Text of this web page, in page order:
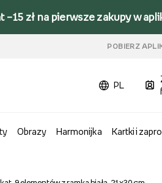
–15 zł na pierwsze zakupy w
POBIERZ
PL
Obrazy Harmonijka Kartki i